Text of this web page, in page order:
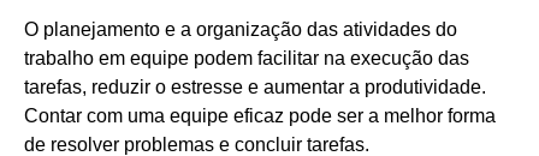
O planejamento e a organização das atividades do
trabalho em equipe podem facilitar na execução das
tarefas, reduzir o estresse e aumentar a produtividade.
Contar com uma equipe eficaz pode ser a melhor forma
de resolver problemas e concluir tarefas.